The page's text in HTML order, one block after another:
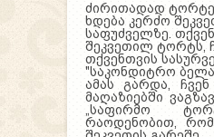
ძირითადად
ხდება კერძო
საფუძველზე.
შეკვეთილ ტორტს,
თქვენთვის
"საკონდიტრო
ამას გარდა,
მაღაზიებში
„საფირმო
რაოდენობით,